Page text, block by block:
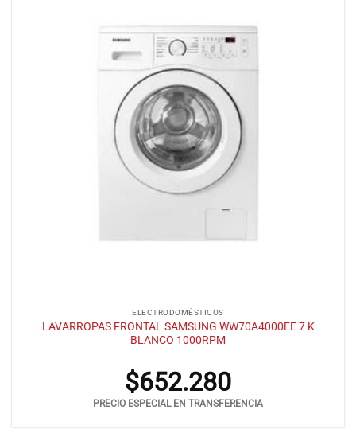
ELECTRODOMÉSTICOS
LAVARROPAS FRONTAL SAMSUNG WW70A4000EE 7 K
BLANCO 1000RPM
$652.280
PRECIO ESPECIAL EN TRANSFERENCIA